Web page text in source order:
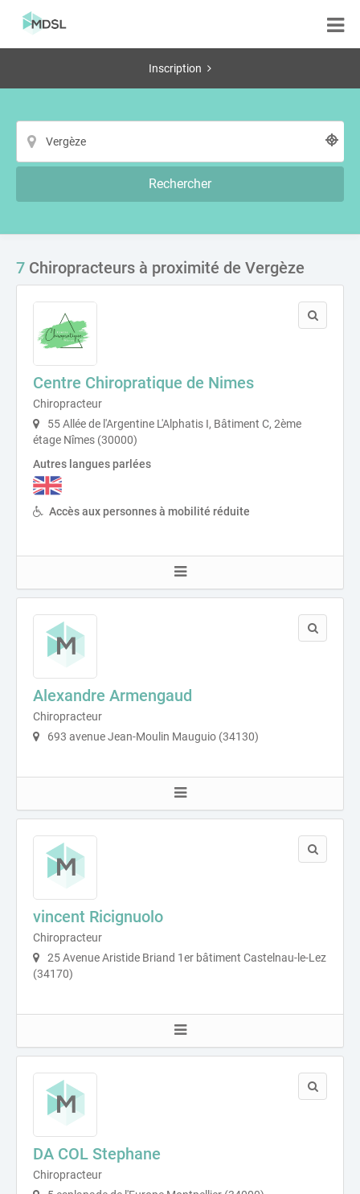
Inscription
Rechercher
7 Chiropracteurs à proximité de Vergèze
Centre Chiropratique de Nimes
Chiropracteur
55 Allée de l'Argentine L'Alphatis I, Bâtiment C, 2ème
étage Nîmes (30000)
Autres langues parlées
Accès aux personnes à mobilité réduite
Alexandre Armengaud
Chiropracteur
693 avenue Jean-Moulin Mauguio (34130)
vincent Ricignuolo
Chiropracteur
25 Avenue Aristide Briand 1er bâtiment Castelnau-le-Lez
(34170)
DA COL Stephane
Chiropracteur